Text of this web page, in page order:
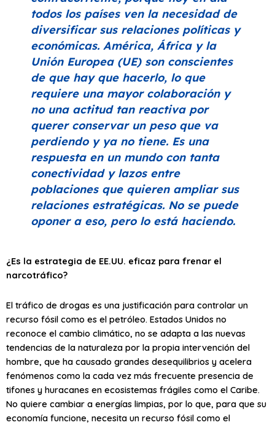
todos los países ven la necesidad de
diversificar sus relaciones políticas y
económicas. América, África y la
Unión Europea (UE) son conscientes
de que hay que hacerlo, lo que
requiere una mayor colaboración y
no una actitud tan reactiva por
querer conservar un peso que va
perdiendo y ya no tiene. Es una
respuesta en un mundo con tanta
conectividad y lazos entre
poblaciones que quieren ampliar sus
relaciones estratégicas. No se puede
oponer a eso, pero lo está haciendo.
¿Es la estrategia de EE.UU. eficaz para frenar el
narcotráfico?
El tráfico de drogas es una justificación para controlar un
recurso fósil como es el petróleo. Estados Unidos no
reconoce el cambio climático, no se adapta a las nuevas
tendencias de la naturaleza por la propia intervención del
hombre, que ha causado grandes desequilibrios y acelera
fenómenos como la cada vez más frecuente presencia de
tifones y huracanes en ecosistemas frágiles como el Caribe.
No quiere cambiar a energías limpias, por lo que, para que su
economía funcione, necesita un recurso fósil como el